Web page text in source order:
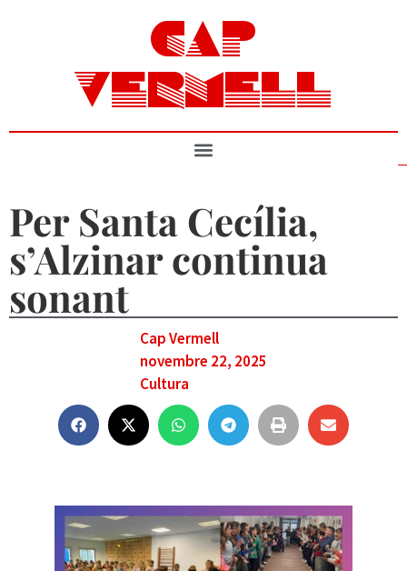
CAP
VERMELL
Per Santa Cecília,
s’Alzinar continua
sonant
Cap Vermell
novembre 22, 2025
Cultura